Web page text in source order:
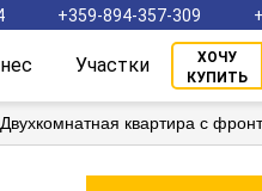
+359-894-357-309
Участки
ХОЧУ
КУПИТЬ
Двухкомнатная квартира с